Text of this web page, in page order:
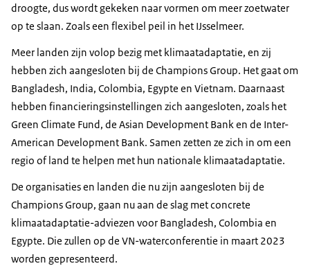
droogte, dus wordt gekeken naar vormen om meer zoetwater
op te slaan. Zoals een flexibel peil in het IJsselmeer.
Meer landen zijn volop bezig met klimaatadaptatie, en zij
hebben zich aangesloten bij de Champions Group. Het gaat om
Bangladesh, India, Colombia, Egypte en Vietnam. Daarnaast
hebben financieringsinstellingen zich aangesloten, zoals het
Green Climate Fund, de Asian Development Bank en de Inter-
American Development Bank. Samen zetten ze zich in om een
regio of land te helpen met hun nationale klimaatadaptatie.
De organisaties en landen die nu zijn aangesloten bij de
Champions Group, gaan nu aan de slag met concrete
klimaatadaptatie-adviezen voor Bangladesh, Colombia en
Egypte. Die zullen op de VN-waterconferentie in maart 2023
worden gepresenteerd.